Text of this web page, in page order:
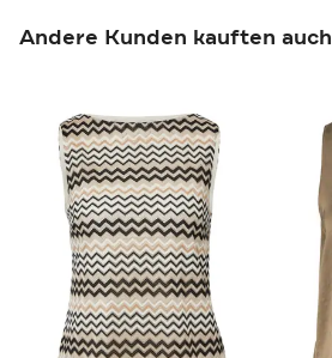
Andere Kunden kauften auch